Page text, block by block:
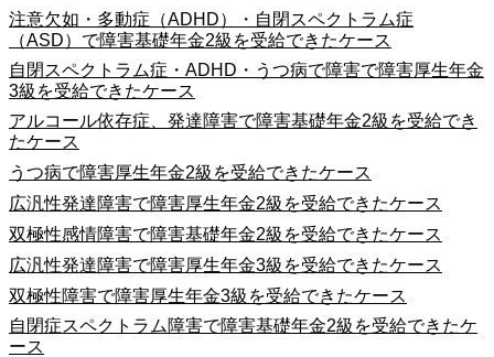
注意欠如・多動症（ADHD）・自閉スペクトラム症
（ASD）で障害基礎年金2級を受給できたケース
自閉スペクトラム症・ADHD・うつ病で障害で障害厚生年金
3級を受給できたケース
アルコール依存症、発達障害で障害基礎年金2級を受給でき
たケース
うつ病で障害厚生年金2級を受給できたケース
広汎性発達障害で障害厚生年金2級を受給できたケース
双極性感情障害で障害基礎年金2級を受給できたケース
広汎性発達障害で障害厚生年金3級を受給できたケース
双極性障害で障害厚生年金3級を受給できたケース
自閉症スペクトラム障害で障害基礎年金2級を受給できたケ
ース